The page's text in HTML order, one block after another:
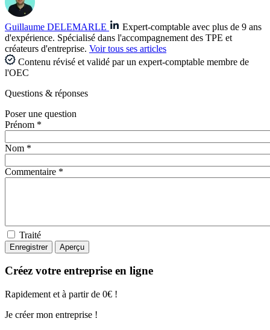
Guillaume DELEMARLE
Expert-comptable avec plus de 9 ans
d'expérience. Spécialisé dans l'accompagnement des TPE et
créateurs d'entreprise. Voir tous ses articles
Contenu révisé et validé par un expert-comptable membre de
l'OEC
Questions & réponses
Poser une question
Prénom *
Nom *
Commentaire *
Traité
Créez votre entreprise en ligne
Rapidement et à partir de 0€ !
Je créer mon entreprise !